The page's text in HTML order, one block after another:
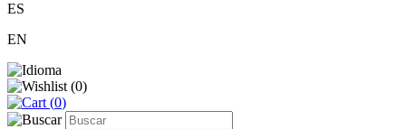
ES
EN
(0)
(0)